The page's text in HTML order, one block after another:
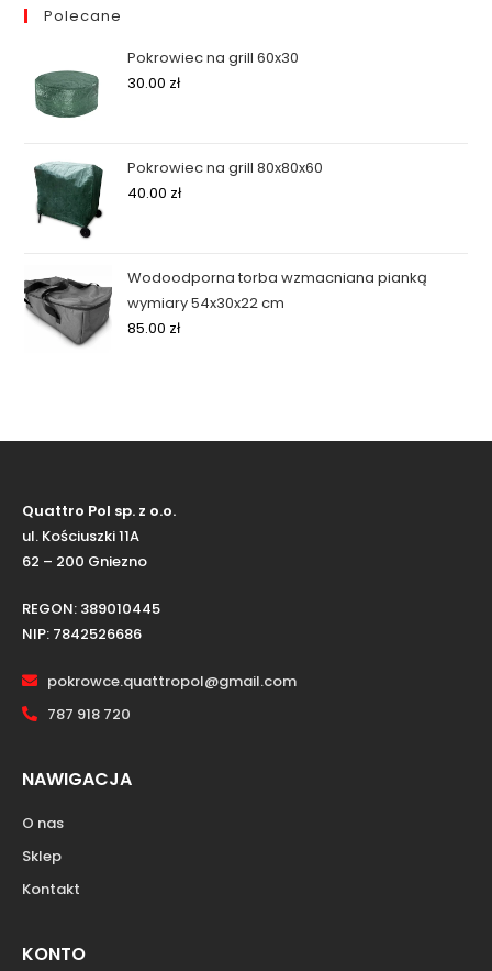
Polecane
Pokrowiec na grill 60x30
30.00 zł
Pokrowiec na grill 80x80x60
40.00 zł
Wodoodporna torba wzmacniana pianką
wymiary 54x30x22 cm
85.00 zł
Quattro Pol sp. z o.o.
ul. Kościuszki 11A
62 – 200 Gniezno
REGON: 389010445
NIP: 7842526686
pokrowce.quattropol@gmail.com
787 918 720
NAWIGACJA
O nas
Sklep
Kontakt
KONTO